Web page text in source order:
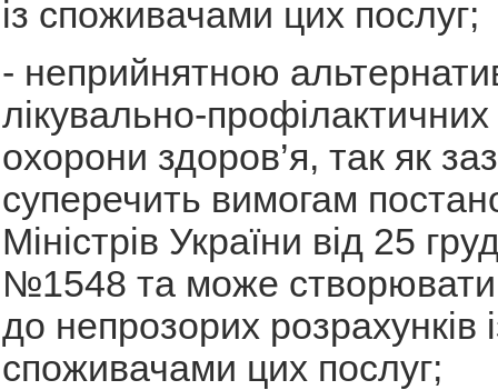
із споживачами цих послуг;
- неприйнятною
лікувально-профілактичних
охорони здоров’я, так як
суперечить вимогам
Міністрів України від 25
№1548 та може
до непрозорих розрахунків
споживачами цих послуг;